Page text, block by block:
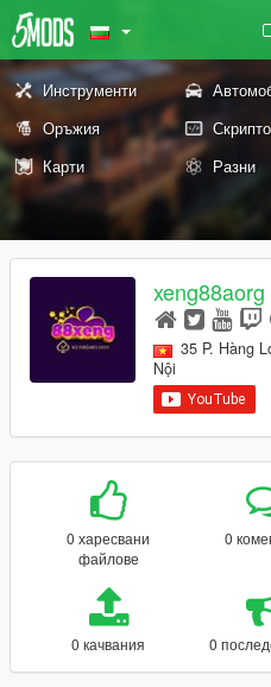
Инструменти
Оръжия
Карти
Разни
xeng88aorg
35 P. Hàng
Nội
0 харесвани
файлове
0
0 качвания 0